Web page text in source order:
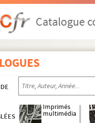
Catalogue
Imprimés
multimédia